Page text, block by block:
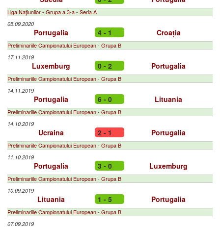
Liga Naţiunilor - Grupa a 3-a - Seria A
05.09.2020
Portugalia 4 - 1 Croația
Preliminariile Campionatului European - Grupa B
17.11.2019
Luxemburg 0 - 2 Portugalia
Preliminariile Campionatului European - Grupa B
14.11.2019
Portugalia 6 - 0 Lituania
Preliminariile Campionatului European - Grupa B
14.10.2019
Ucraina 2 - 1 Portugalia
Preliminariile Campionatului European - Grupa B
11.10.2019
Portugalia 3 - 0 Luxemburg
Preliminariile Campionatului European - Grupa B
10.09.2019
Lituania 1 - 5 Portugalia
Preliminariile Campionatului European - Grupa B
07.09.2019